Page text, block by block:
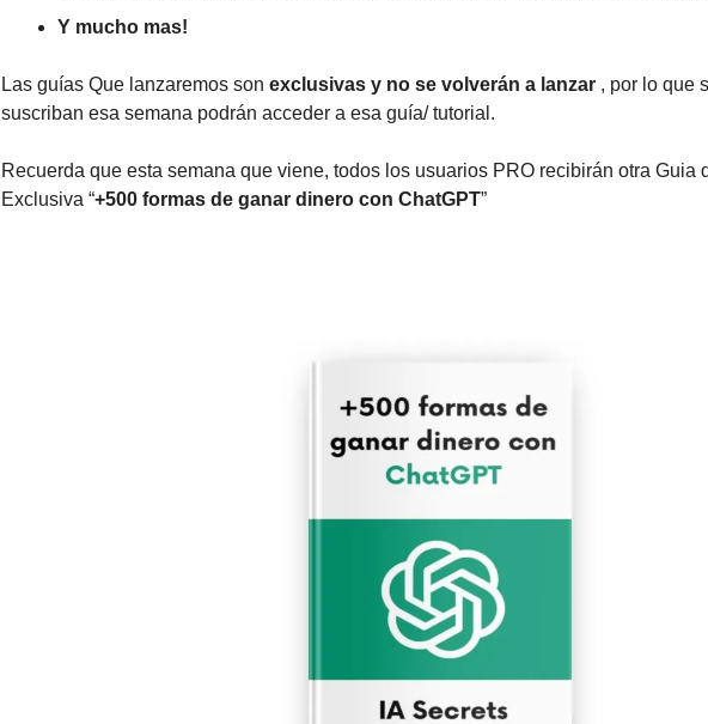
Y mucho mas!
Las guías Que lanzaremos son exclusivas y no se volverán a lanzar , por lo que
suscriban esa semana podrán acceder a esa guía/ tutorial.
Recuerda que esta semana que viene, todos los usuarios PRO recibirán otra Guia
Exclusiva “+500 formas de ganar dinero con ChatGPT”